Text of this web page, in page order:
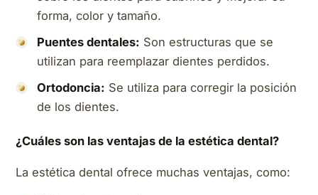
forma, color y tamaño.
Puentes dentales: Son estructuras que se
utilizan para reemplazar dientes perdidos.
Ortodoncia: Se utiliza para corregir la posición
de los dientes.
¿Cuáles son las ventajas de la estética dental?
La estética dental ofrece muchas ventajas, como: